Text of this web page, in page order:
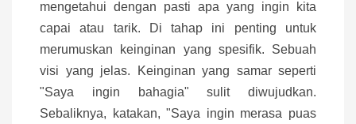
mengetahui dengan pasti apa yang ingin kita
capai atau tarik. Di tahap ini penting untuk
merumuskan keinginan yang spesifik. Sebuah
visi yang jelas. Keinginan yang samar seperti
"Saya ingin bahagia" sulit diwujudkan.
Sebaliknya, katakan, "Saya ingin merasa puas